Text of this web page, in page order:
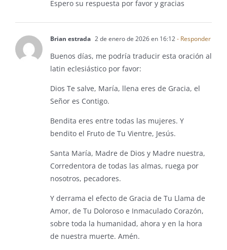
Espero su respuesta por favor y gracias
Brian estrada 2 de enero de 2026 en 16:12- Responder
Buenos días, me podría traducir esta oración al
latin eclesiástico por favor:
Dios Te salve, María, llena eres de Gracia, el
Señor es Contigo.
Bendita eres entre todas las mujeres. Y
bendito el Fruto de Tu Vientre, Jesús.
Santa María, Madre de Dios y Madre nuestra,
Corredentora de todas las almas, ruega por
nosotros, pecadores.
Y derrama el efecto de Gracia de Tu Llama de
Amor, de Tu Doloroso e Inmaculado Corazón,
sobre toda la humanidad, ahora y en la hora
de nuestra muerte. Amén.